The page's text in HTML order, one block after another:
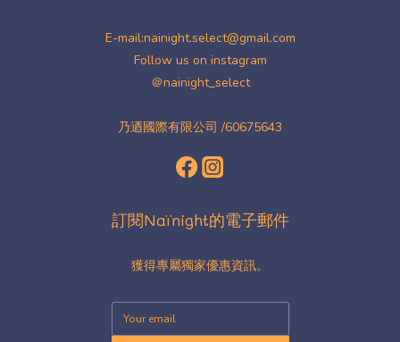
E-mail:nainight.select@gmail.com
Follow us on instagram
＠nainight_select
乃迺國際有限公司 /60675643
訂閱Naïnight的電子郵件
獲得專屬獨家優惠資訊。